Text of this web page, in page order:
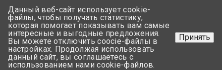
+375 17-350-99-56
+375 44-752-82-08
Задать вопрос
Данный веб-сайт использует cookie-
файлы, чтобы получать статистику,
которая помогает показывать вам самые
интересные и выгодные предложения.
Вы можете отключить coocie-файлы в
настройках. Продолжая использовать
данный сайт, вы соглашаетесь с
использованием нами cookie-файлов.
Принять